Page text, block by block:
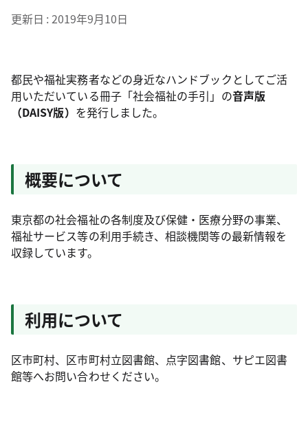
更新日 2019年9月10日
都民や福祉実務者などの身近なハンドブックとしてご活
用いただいている冊子「社会福祉の手引」の音声版
（DAISY版） を発行しました。
概要について
東京都の社会福祉の各制度及び保健・医療分野の事業、
福祉サービス等の利用手続き、相談機関等の最新情報を
収録しています。
利用について
区市町村、区市町村立図書館、点字図書館、サピエ図書
館等へお問い合わせください。